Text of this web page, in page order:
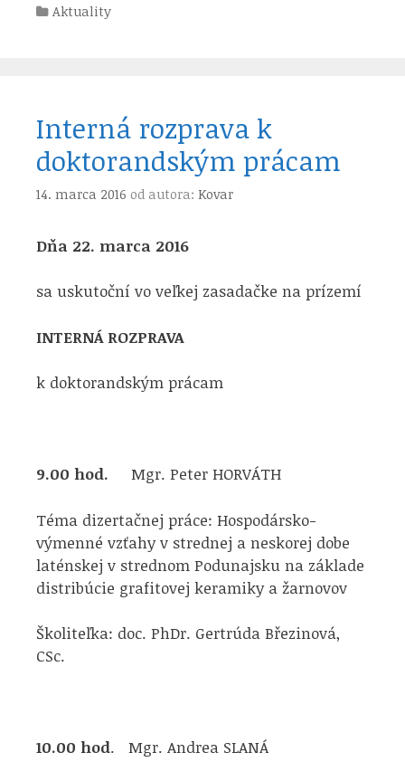
Kategórie
Aktuality
Interná rozprava k
doktorandským prácam
14. marca 2016 od autora: Kovar
Dňa 22. marca 2016
sa uskutoční vo veľkej zasadačke na prízemí
INTERNÁ ROZPRAVA
k doktorandským prácam
9.00 hod. Mgr. Peter HORVÁTH
Téma dizertačnej práce: Hospodársko-
výmenné vzťahy v strednej a neskorej dobe
laténskej v strednom Podunajsku na základe
distribúcie grafitovej keramiky a žarnovov
Školiteľka: doc. PhDr. Gertrúda Březinová,
CSc.
10.00 hod. Mgr. Andrea SLANÁ